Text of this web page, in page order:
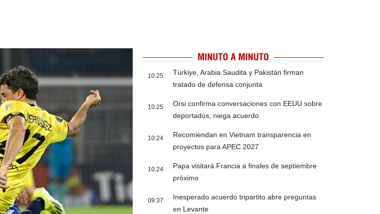
MINUTO A MINUTO
10:25
Türkiye, Arabia Saudita y Pakistán firman
tratado de defensa conjunta
10:25
Orsi confirma conversaciones con EEUU sobre
deportados, niega acuerdo
10:24
Recomiendan en Vietnam transparencia en
proyectos para APEC 2027
10:24
Papa visitará Francia a finales de septiembre
próximo
09:37
Inesperado acuerdo tripartito abre preguntas
en Levante